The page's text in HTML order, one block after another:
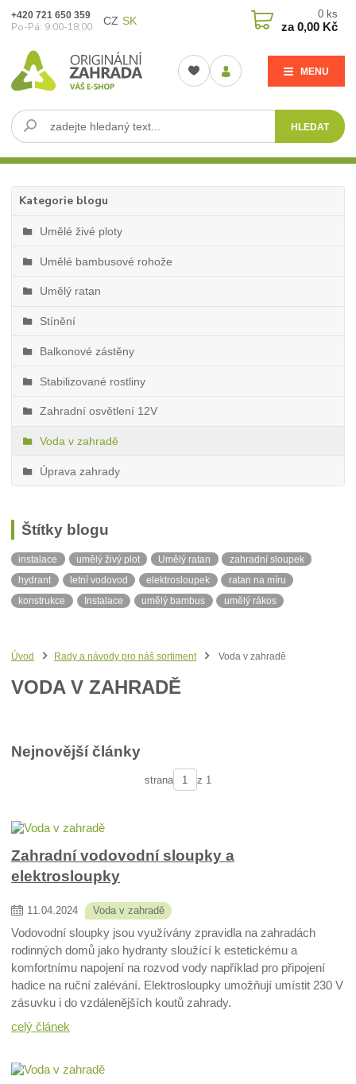
CZ SK
MENU
HLEDAT
+420 721 650 359
Po-Pá: 9:00-18:00
0 ks
za0,00 Kč
Kategorie blogu
Umělé živé ploty
Umělé bambusové rohože
Umělý ratan
Stínění
Balkonové zástěny
Stabilizované rostliny
Zahradní osvětlení 12V
Voda v zahradě
Úprava zahrady
Štítky blogu
instalace umělý živý plot Umělý ratan
zahradní sloupek
hydrant
letní vodovod elektrosloupek
ratan na míru
konstrukce
Instalace umělý bambus
umělý rákos
Stín
Úvod Rady a návody pro náš sortiment Voda v zahradě
VODA V ZAHRADĚ
Nejnovější články
strana z 1
Zahradní vodovodní sloupky a
elektrosloupky
11 04. 2024 Voda v zahradě
Vodovodní sloupky jsou využívány zpravidla na zahradách
rodinných domů jako hydranty sloužící k estetickému a
komfortnímu napojení na rozvod vody například pro připojení
hadice na ruční zalévání. Elektrosloupky umožňují umístit 230 V
zásuvku i do vzdálenějších koutů zahrady.
celý článek